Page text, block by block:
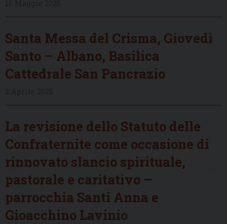
Santa Messa del Crisma, Giovedì
Santo – Albano, Basilica
Cattedrale San Pancrazio
La revisione dello Statuto delle
Confraternite come occasione di
rinnovato slancio spirituale,
pastorale e caritativo –
parrocchia Santi Anna e
Gioacchino Lavinio